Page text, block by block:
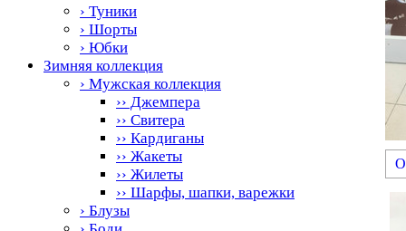
› Туники
› Шорты
› Юбки
Зимняя коллекция
› Мужская коллекция
›› Джемпера
›› Свитера
›› Кардиганы
›› Жакеты
›› Жилеты
›› Шарфы, шапки, варежки
› Блузы